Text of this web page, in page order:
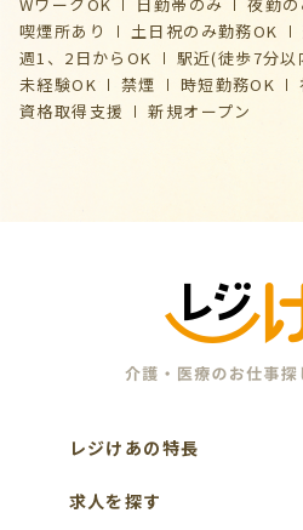
喫煙所あり
土日祝のみ勤務OK
週1、2日からOK
駅近(徒歩7分以
未経験OK
禁煙 時短勤務OK
資格取得支援
新規オープン
レジけあの特長
求人を探す